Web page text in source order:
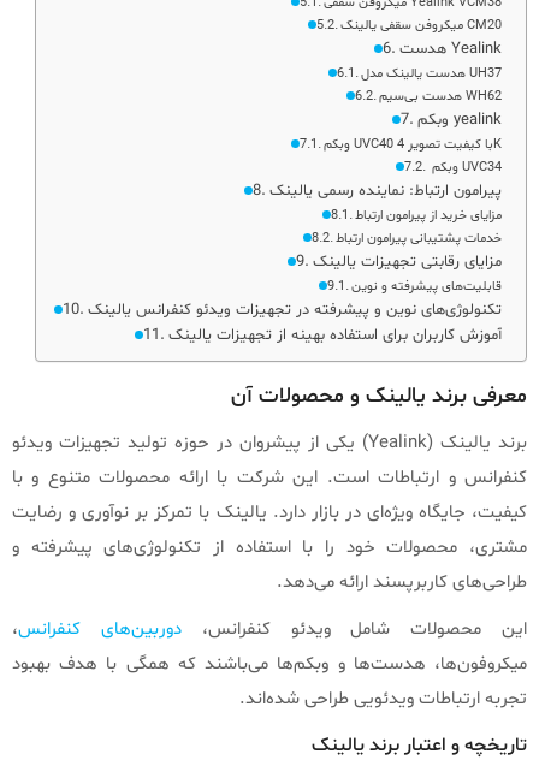
میکروفن سقفی یالینک CM20
هدست Yealink
هدست یالینک مدل UH37
هدست بی‌سیم WH62
وبکم yealink
وبکم UVC40 با کیفیت تصویر 4K
وبکم UVC34
پیرامون ارتباط: نماینده رسمی یالینک
مزایای خرید از پیرامون ارتباط
خدمات پشتیبانی پیرامون ارتباط
مزایای رقابتی تجهیزات یالینک
قابلیت‌های پیشرفته و نوین
تکنولوژی‌های نوین و پیشرفته در تجهیزات ویدئو کنفرانس یالینک
آموزش کاربران برای استفاده بهینه از تجهیزات یالینک
معرفی برند یالینک و محصولات آن
برند یالینک (Yealink) یکی از پیشروان در حوزه تولید تجهیزات ویدئو
کنفرانس و ارتباطات است. این شرکت با ارائه محصولات متنوع و با
کیفیت، جایگاه ویژه‌ای در بازار دارد. یالینک با تمرکز بر نوآوری و رضایت
مشتری، محصولات خود را با استفاده از تکنولوژی‌های پیشرفته و
طراحی‌های کاربرپسند ارائه می‌دهد.
این محصولات شامل ویدئو کنفرانس،دوربین‌های کنفرانس،
میکروفون‌ها، هدست‌ها و وبکم‌ها می‌باشند که همگی با هدف بهبود
تجربه ارتباطات ویدئویی طراحی شده‌اند.
تاریخچه و اعتبار برند یالینک